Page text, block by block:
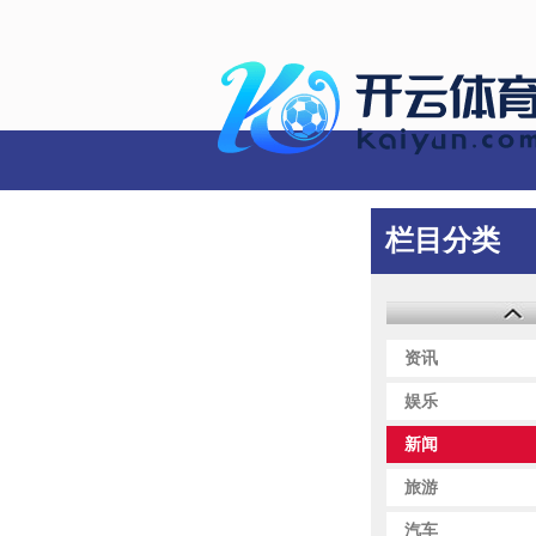
栏目分类
资讯
娱乐
新闻
旅游
汽车